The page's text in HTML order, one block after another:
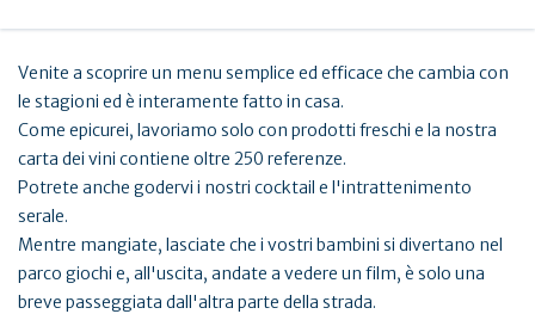
Venite a scoprire un menu semplice ed efficace che cambia con
le stagioni ed è interamente fatto in casa.
Come epicurei, lavoriamo solo con prodotti freschi e la nostra
carta dei vini contiene oltre 250 referenze.
Potrete anche godervi i nostri cocktail e l'intrattenimento
serale.
Mentre mangiate, lasciate che i vostri bambini si divertano nel
parco giochi e, all'uscita, andate a vedere un film, è solo una
breve passeggiata dall'altra parte della strada.